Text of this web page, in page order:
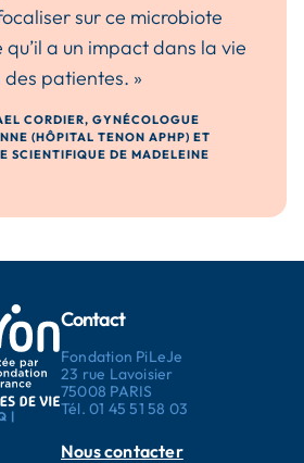
sur ce microbiote
a un impact dans la vie
des patientes. »
CORDIER, GYNÉCOLOGUE
(HÔPITAL TENON APHP) ET
SCIENTIFIQUE DE MADELEINE
|
Contact
Fondation PiLeJe
23 rue Lavoisier
75008 PARIS
Tél.01 45 51 58 03
Nous contacter